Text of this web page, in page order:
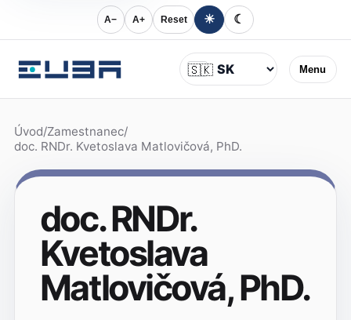
A− A+ Reset ☀ ☾
Menu
Jazyk
🇸🇰
Úvod/Zamestnanec/
doc. RNDr. Kvetoslava Matlovičová, PhD.
doc. RNDr.
Kvetoslava
Matlovičová, PhD.